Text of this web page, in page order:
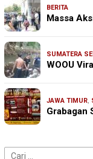
BERITA
Massa
SUMATERA
WOOU
JAWA TIMUR,
Grabagan
Cari